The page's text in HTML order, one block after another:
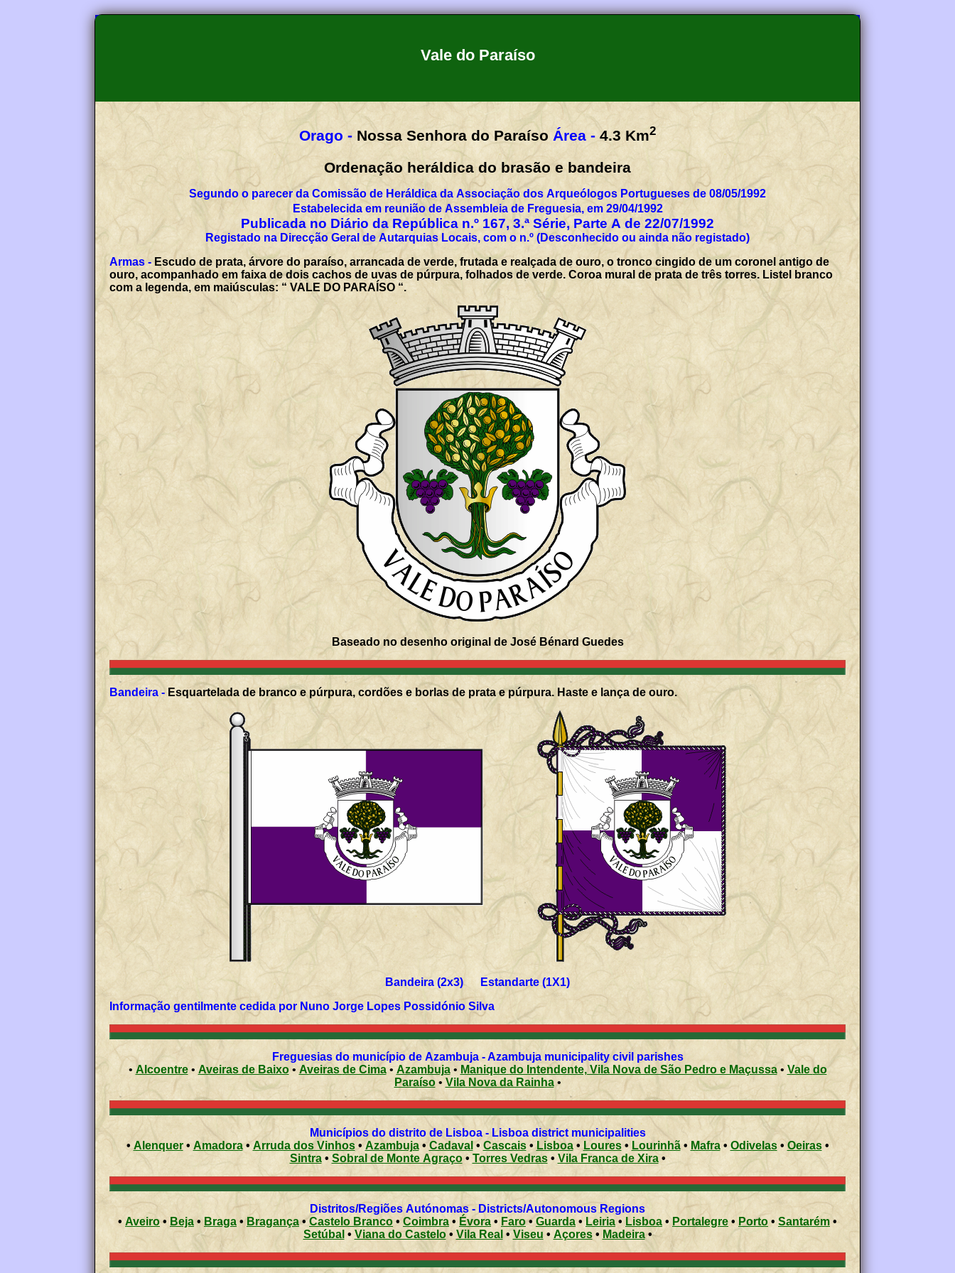
Vale do Paraíso
Orago - Nossa Senhora do Paraíso Área - 4.3 Km2
Ordenação heráldica do brasão e bandeira
Segundo o parecer da Comissão de Heráldica da Associação dos Arqueólogos Portugueses de 08/05/1992
Estabelecida em reunião de Assembleia de Freguesia, em 29/04/1992
Publicada no Diário da República n.º 167, 3.ª Série, Parte A de 22/07/1992
Registado na Direcção Geral de Autarquias Locais, com o n.º (Desconhecido ou ainda não registado)
Armas - Escudo de prata, árvore do paraíso, arrancada de verde, frutada e realçada de ouro, o tronco cingido de um coronel antigo de
ouro, acompanhado em faixa de dois cachos de uvas de púrpura, folhados de verde. Coroa mural de prata de três torres. Listel branco
com a legenda, em maiúsculas: “ VALE DO PARAÍSO “.
Baseado no desenho original de José Bénard Guedes
Bandeira - Esquartelada de branco e púrpura, cordões e borlas de prata e púrpura. Haste e lança de ouro.
Bandeira (2x3) Estandarte (1X1)
Informação gentilmente cedida por Nuno Jorge Lopes Possidónio Silva
Freguesias do município de Azambuja - Azambuja municipality civil parishes
• Alcoentre• Aveiras de Baixo• Aveiras de Cima• Azambuja• Manique do Intendente, Vila Nova de São Pedro e Maçussa• Vale do
Paraíso• Vila Nova da Rainha•
Municípios do distrito de Lisboa - Lisboa district municipalities
• Alenquer• Amadora•Arruda dos Vinhos•Azambuja• Cadaval • Cascais•Lisboa•Loures• Lourinhã• Mafra• Odivelas•Oeiras•
Sintra• Sobral de Monte Agraço• Torres Vedras• Vila Franca de Xira•
Distritos/Regiões Autónomas - Districts/Autonomous Regions
• Aveiro• Beja • Braga • Bragança•Castelo Branco • Coimbra • Évora • Faro•Guarda • Leiria • Lisboa •Portalegre • Porto • Santarém •
Setúbal • Viana do Castelo• Vila Real •Viseu • Açores • Madeira •